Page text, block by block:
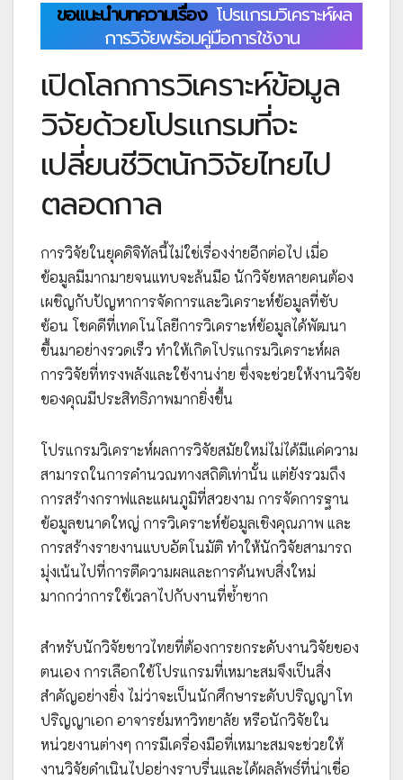
ขอแนะนำบทความเรื่อง โปรแกรมวิเคราะห์ผล
การวิจัยพร้อมคู่มือการใช้งาน
เปิดโลกการวิเคราะห์ข้อมูล
วิจัยด้วยโปรแกรมที่จะ
เปลี่ยนชีวิตนักวิจัยไทยไป
ตลอดกาล
การวิจัยในยุคดิจิทัลนี้ไม่ใช่เรื่องง่ายอีกต่อไป เมื่อ
ข้อมูลมีมากมายจนแทบจะล้นมือ นักวิจัยหลายคนต้อง
เผชิญกับปัญหาการจัดการและวิเคราะห์ข้อมูลที่ซับ
ซ้อน โชคดีที่เทคโนโลยีการวิเคราะห์ข้อมูลได้พัฒนา
ขึ้นมาอย่างรวดเร็ว ทำให้เกิดโปรแกรมวิเคราะห์ผล
การวิจัยที่ทรงพลังและใช้งานง่าย ซึ่งจะช่วยให้งานวิจัย
ของคุณมีประสิทธิภาพมากยิ่งขึ้น
โปรแกรมวิเคราะห์ผลการวิจัยสมัยใหม่ไม่ได้มีแค่ความ
สามารถในการคำนวณทางสถิติเท่านั้น แต่ยังรวมถึง
การสร้างกราฟและแผนภูมิที่สวยงาม การจัดการฐาน
ข้อมูลขนาดใหญ่ การวิเคราะห์ข้อมูลเชิงคุณภาพ และ
การสร้างรายงานแบบอัตโนมัติ ทำให้นักวิจัยสามารถ
มุ่งเน้นไปที่การตีความผลและการค้นพบสิ่งใหม่
มากกว่าการใช้เวลาไปกับงานที่ซ้ำซาก
สำหรับนักวิจัยชาวไทยที่ต้องการยกระดับงานวิจัยของ
ตนเอง การเลือกใช้โปรแกรมที่เหมาะสมจึงเป็นสิ่ง
สำคัญอย่างยิ่ง ไม่ว่าจะเป็นนักศึกษาระดับปริญญาโท
ปริญญาเอก อาจารย์มหาวิทยาลัย หรือนักวิจัยใน
หน่วยงานต่างๆ การมีเครื่องมือที่เหมาะสมจะช่วยให้
งานวิจัยดำเนินไปอย่างราบรื่นและได้ผลลัพธ์ที่น่าเชื่อ